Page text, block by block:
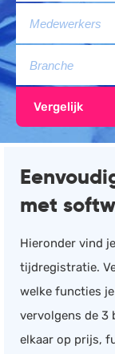
Offerte
Webshop
Kassa
ERP
Rapportage
Vergelijk
met
Hieronder vind
tijdregistratie.
welke functies
vervolgens de 3
elkaar op prijs,